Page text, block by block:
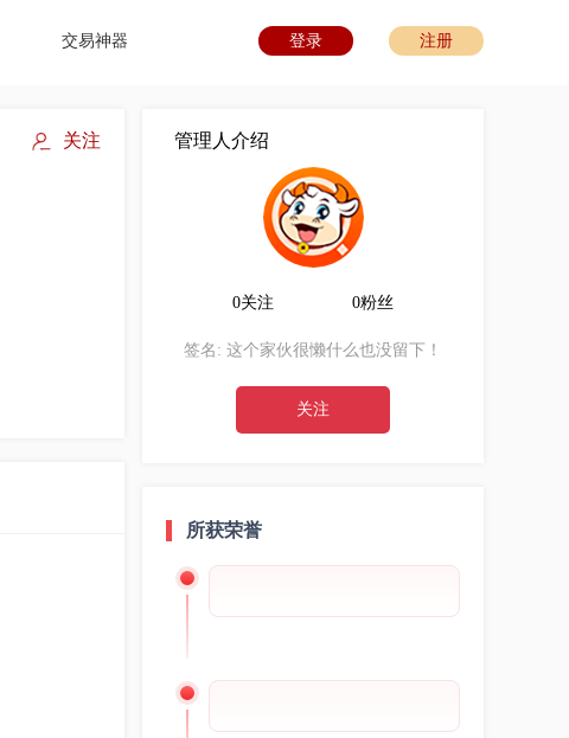
交易神器 登录 注册
关注 管理人介绍
0关注 0粉丝
签名: 这个家伙很懒什么也没留下！
关注
所获荣誉